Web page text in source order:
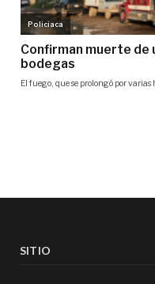
SITIO